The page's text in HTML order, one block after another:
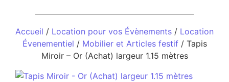
Accueil / Location pour vos Évènements / Location
Évenementiel / Mobilier et Articles festif/ Tapis
Miroir – Or (Achat) largeur 1.15 mètres